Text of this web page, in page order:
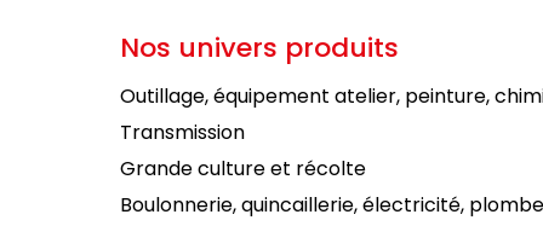
Nos univers produits
Outillage, équipement atelier, peinture,
Transmission
Grande culture et récolte
Boulonnerie, quincaillerie, électricité,